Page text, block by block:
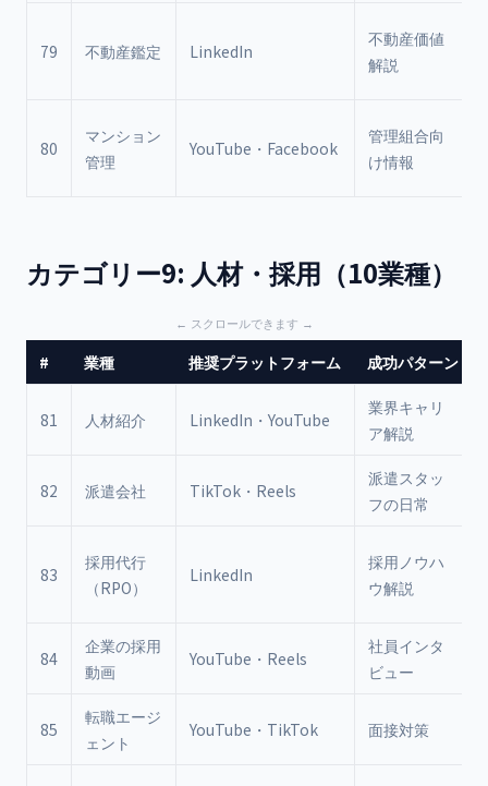
79 不動産鑑定 LinkedIn
不動産価値
解説
80
マンション
管理
YouTube・Facebook
管理組合向
け情報
カテゴリー9: 人材・採用（10業種）
# 業種 推奨プラットフォーム 成功パターン
81 人材紹介 LinkedIn・YouTube
業界キャリ
ア解説
82 派遣会社 TikTok・Reels
派遣スタッ
フの日常
83
採用代行
（RPO）
LinkedIn
採用ノウハ
ウ解説
84
企業の採用
動画
YouTube・Reels
社員インタ
ビュー
85
転職エージ
ェント
YouTube・TikTok 面接対策